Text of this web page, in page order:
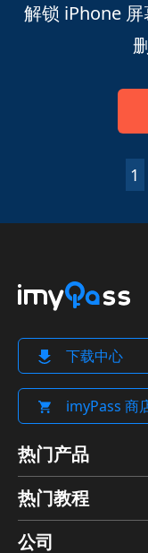
解锁 iPhone 屏
1
下载中心
imyPass 商
热门产品
热门教程
公司